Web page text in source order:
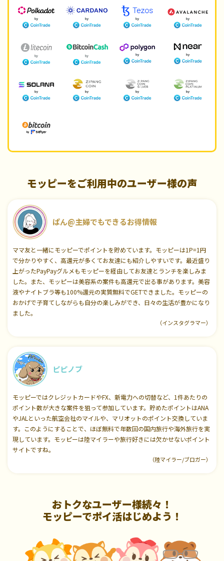
モッピーをご利用中のユーザー様の声
ぱん@主婦でもできるお得情報
ママ友と一緒にモッピーでポイントを貯めています。モッピーは1P=1円
で分かりやすく、高還元が多くてお友達にも紹介しやすいです。最近盛り
上がったPayPayグルメもモッピーを経由してお友達とランチを楽しみま
した。また、モッピーは美容系の案件も高還元で出る事があります。美容
液やナイトブラ等も100%還元の実質無料でGETできました。モッピーの
おかげで子育てしながらも自分の楽しみができ、日々の生活が豊かになり
ました。
（インスタグラマー）
ピピノブ
モッピーではクレジットカードやFX、新電力への切替など、1件あたりの
ポイント数が大きな案件を狙って参加しています。貯めたポイントはANA
やJALといった航空会社のマイルや、マリオットのポイント交換していま
す。このようにすることで、ほぼ無料で年数回の国内旅行や海外旅行を実
現しています。モッピーは陸マイラーや旅行好きには欠かせないポイント
サイトですね。
（陸マイラー/ブロガー）
おトクなユーザー様続々！
モッピーでポイ活はじめよう！